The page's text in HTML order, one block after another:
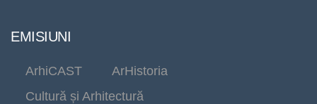
EMISIUNI
ArhiCAST
ArHistoria
Cultură și Arhitectură